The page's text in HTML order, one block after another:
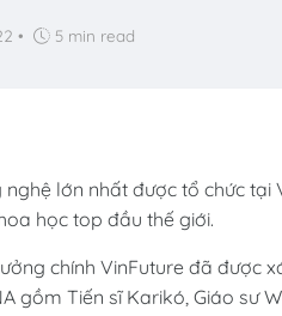
• 5 min read
lớn nhất được tổ chức
học top đầu thế giới.
chính VinFuture đã được
gồm Tiến sĩ Karikó, Giáo sư